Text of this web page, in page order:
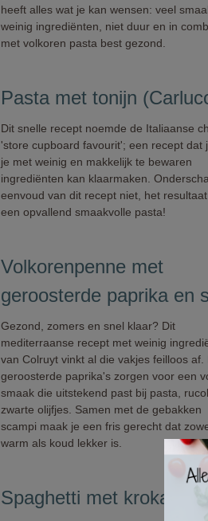
heeft alles wat je kan wensen: veel
weinig ingrediënten, niet duur en in
met volkoren pasta best gezond.
Pasta met tonijn
Dit snelle recept noemde de Italiaanse
'store cupboard favourit'; een recept dat
je met weinig en makkelijk te bewaren
ingrediënten kan klaarmaken.
eenvoud van dit recept niet, het
een opvallend smaakvolle pasta!
Volkorenpenne met
geroosterde paprika en
Gezond, zomers en snel klaar? Dit
mediterraanse recept met weinig
van Colruyt vinkt al die vakjes feilloos af.
geroosterde paprika's zorgen voor een
smaak die uitstekend past bij pasta,
zwarte olijfjes. Samen met de gebakken
scampi maak je een fris gerecht dat
warm als koud lekker is.
Spaghetti met krokante